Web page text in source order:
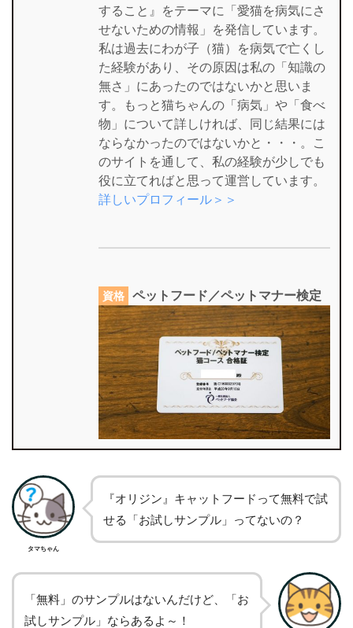
すること』をテーマに「愛猫を病気にさ
せないための情報」を発信しています。
私は過去にわが子（猫）を病気で亡くし
た経験があり、その原因は私の「知識の
無さ」にあったのではないかと思いま
す。もっと猫ちゃんの「病気」や「食べ
物」について詳しければ、同じ結果には
ならなかったのではないかと・・・。こ
のサイトを通して、私の経験が少しでも
役に立てればと思って運営しています。
詳しいプロフィール＞＞
資格 ペットフード／ペットマナー検定
タマちゃん
『オリジン』キャットフードって無料で試
せる「お試しサンプル」ってないの？
「無料」のサンプルはないんだけど、「お
試しサンプル」ならあるよ～！